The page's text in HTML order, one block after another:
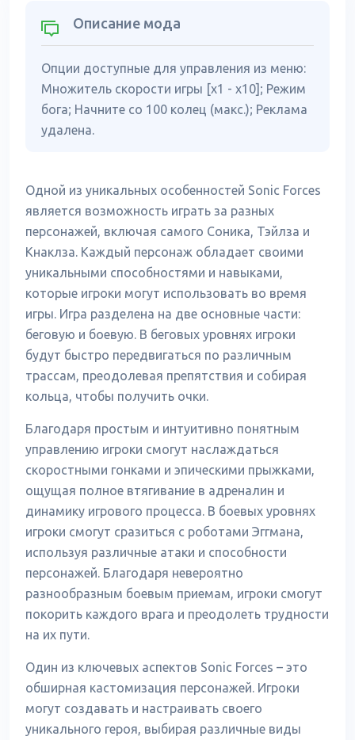
Описание мода
Опции доступные для управления из меню:
Множитель скорости игры [x1 - x10]; Режим
бога; Начните со 100 колец (макс.); Реклама
удалена.
Одной из уникальных особенностей Sonic Forces
является возможность играть за разных
персонажей, включая самого Соника, Тэйлза и
Кнаклза. Каждый персонаж обладает своими
уникальными способностями и навыками,
которые игроки могут использовать во время
игры. Игра разделена на две основные части:
беговую и боевую. В беговых уровнях игроки
будут быстро передвигаться по различным
трассам, преодолевая препятствия и собирая
кольца, чтобы получить очки.
Благодаря простым и интуитивно понятным
управлению игроки смогут наслаждаться
скоростными гонками и эпическими прыжками,
ощущая полное втягивание в адреналин и
динамику игрового процесса. В боевых уровнях
игроки смогут сразиться с роботами Эггмана,
используя различные атаки и способности
персонажей. Благодаря невероятно
разнообразным боевым приемам, игроки смогут
покорить каждого врага и преодолеть трудности
на их пути.
Один из ключевых аспектов Sonic Forces – это
обширная кастомизация персонажей. Игроки
могут создавать и настраивать своего
уникального героя, выбирая различные виды